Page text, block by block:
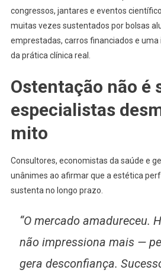
congressos, jantares e eventos
muitas vezes sustentados por bolsas
emprestadas, carros financiados e
da prática clínica real.
Ostentação não é
especialistas
mito
Consultores, economistas da saúde e
unânimes ao afirmar que a estética
sustenta no longo prazo.
“O mercado amadureceu.
não impressiona mais —
gera desconfiança.